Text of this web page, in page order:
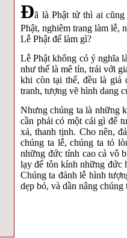
Đã là Phật tử thì ai
Phật, nghiêm trang làm lễ,
Lễ Phật để làm gì?
Lễ Phật không có ý nghĩa
như thế là mê tín, trái với
khi còn tại thế, đều là giả
tranh, tượng vẽ hình dang
Nhưng chúng ta là những
cần phải có một cái gì để
xả, thanh tịnh. Cho nên,
chúng ta lễ, chúng ta tỏ
những đức tính cao cả vô
lạy để tôn kính những đức
Chúng ta đảnh lễ hình
dẹp bỏ, và dần nâng